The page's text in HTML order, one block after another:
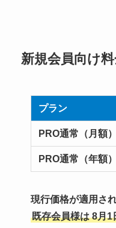
新規会員向け料
プラン
PRO通常（月額）
PRO通常（年額）
現行価格が適用さ
既存会員様は 8月1